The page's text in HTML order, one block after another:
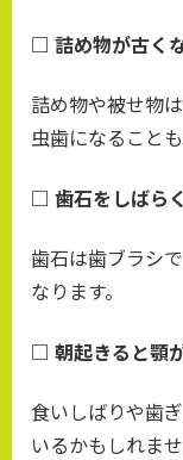
□ 詰め物が古く
詰め物や被せ物
虫歯になることも
□ 歯石をしばら
歯石は歯ブラシ
なります。
□ 朝起きると顎
食いしばりや歯
いるかもしれませ